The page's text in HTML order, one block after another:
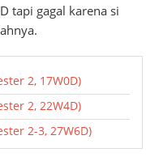
tapi gagal karena si
2, 17W0D)
2, 22W4D)
2-3, 27W6D)